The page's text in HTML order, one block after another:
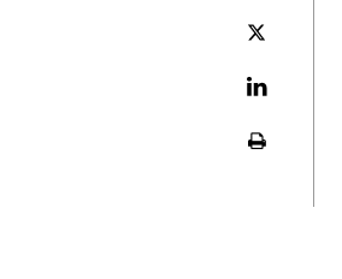
Plattform